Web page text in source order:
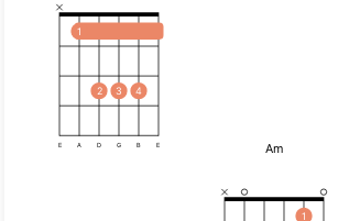
1
2 3 4
E A D G B E Am
1